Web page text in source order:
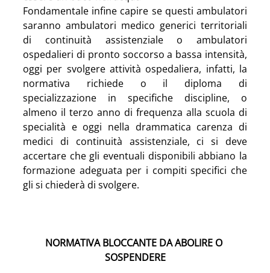
Fondamentale infine capire se questi ambulatori
saranno ambulatori medico generici territoriali
di continuità assistenziale o ambulatori
ospedalieri di pronto soccorso a bassa intensità,
oggi per svolgere attività ospedaliera, infatti, la
normativa richiede o il diploma di
specializzazione in specifiche discipline, o
almeno il terzo anno di frequenza alla scuola di
specialità e oggi nella drammatica carenza di
medici di continuità assistenziale, ci si deve
accertare che gli eventuali disponibili abbiano la
formazione adeguata per i compiti specifici che
gli si chiederà di svolgere.
NORMATIVA BLOCCANTE DA ABOLIRE O
SOSPENDERE